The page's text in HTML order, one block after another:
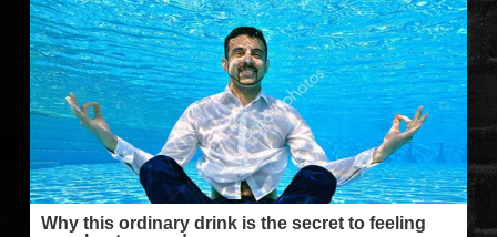
FILMEK (2025-ÖS)
FILMEK (2024-ES)
FILMEK (2023-AS)